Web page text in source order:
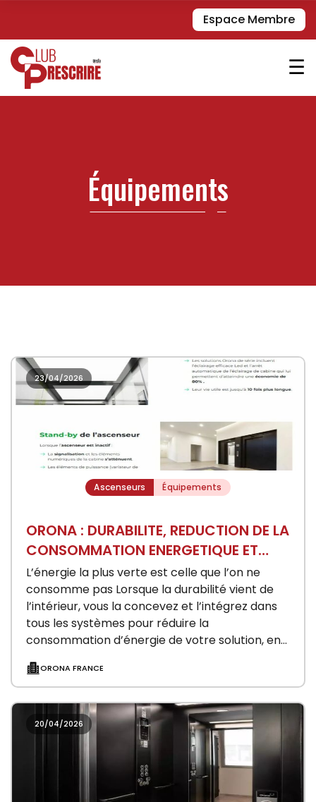
Espace Membre
☰
Équipements
23/04/2026
Ascenseurs Équipements
ORONA : DURABILITE, REDUCTION DE LA
CONSOMMATION ENERGETIQUE ET
ENVIRONNEMENT
L’énergie la plus verte est celle que l’on ne
consomme pas Lorsque la durabilité vient de
l’intérieur, vous la concevez et l’intégrez dans
tous les systèmes pour réduire la
consommation d’énergie de votre solution, en…
ORONA FRANCE
20/04/2026